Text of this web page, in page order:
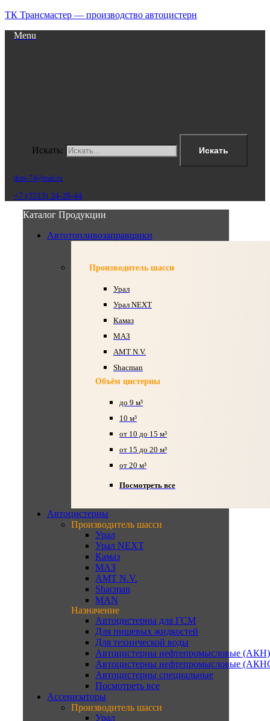
ТК Трансмастер — производство автоцистерн
Menu
Искать: Искать
tktm-74@mail.ru
+7 (3513) 24-28-44
Каталог Продукции
Автотопливозаправщики
Производитель шасси
Урал
Урал NEXT
Камаз
МАЗ
AMT N.V.
Shacman
Объём цистерны
до 9 м³
10 м³
от 10 до 15 м³
от 15 до 20 м³
от 20 м³
Посмотреть все
Автоцистерны
Производитель шасси
Урал
Урал NEXT
Камаз
МАЗ
AMT N.V.
Shacman
MAN
Назначение
Автоцистерны для ГСМ
Для пищевых жидкостей
Для технической воды
Автоцистерны нефтепромысловые (АКН)
Автоцистерны нефтепромысловые
Автоцистерны специальные
Посмотреть все
Ассенизаторы
Производитель шасси
Урал